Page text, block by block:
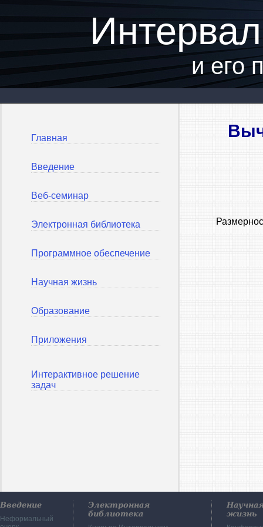
и его
Главная
Введение
Веб-семинар
Электронная библиотека
Программное обеспечение
Научная жизнь
Образование
Приложения
Интерактивное решение
задач
Введение
Неформальный
Электронная
библиотека
жизнь